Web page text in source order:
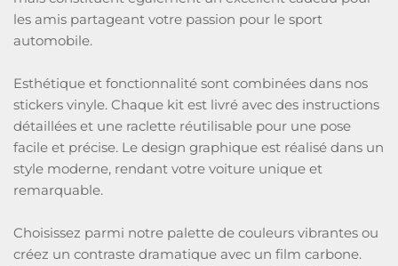
les amis partageant votre passion pour le sport
automobile.
Esthétique et fonctionnalité sont combinées dans nos
stickers vinyle. Chaque kit est livré avec des instructions
détaillées et une raclette réutilisable pour une pose
facile et précise. Le design graphique est réalisé dans un
style moderne, rendant votre voiture unique et
remarquable.
Choisissez parmi notre palette de couleurs vibrantes ou
créez un contraste dramatique avec un film carbone.